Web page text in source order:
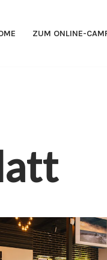
ZUM ONLINE-